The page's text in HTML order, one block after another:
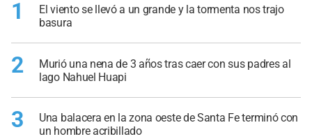
1
El viento se llevó a un grande y la tormenta nos trajo
basura
2
Murió una nena de 3 años tras caer con sus padres al
lago Nahuel Huapi
3
Una balacera en la zona oeste de Santa Fe terminó con
un hombre acribillado